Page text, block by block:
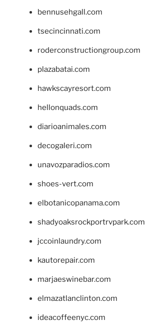
bennusehgall.com
tsecincinnati.com
roderconstructiongroup.com
plazabatai.com
hawkscayresort.com
hellonquads.com
diarioanimales.com
decogaleri.com
unavozparadios.com
shoes-vert.com
elbotanicopanama.com
shadyoaksrockportrvpark.com
jccoinlaundry.com
kautorepair.com
marjaeswinebar.com
elmazatlanclinton.com
ideacoffeenyc.com